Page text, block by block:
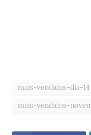
mais-vendidos-dia-14
mais-vendidos-